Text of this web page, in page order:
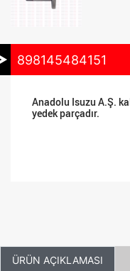
898145484151
Anadolu Isuzu A.Ş.
yedek parçadır.
ÜRÜN AÇIKLAMASI